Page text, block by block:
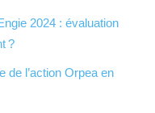
2024 : évaluation
?
de l’action Orpea en